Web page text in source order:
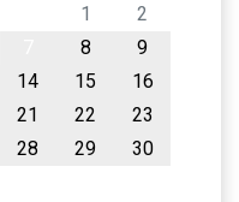
1
2
8
9
14 15
16
21 22
23
28 29
30